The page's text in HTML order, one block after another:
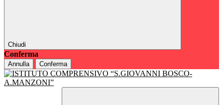
Chiudi
Conferma
Annulla Conferma